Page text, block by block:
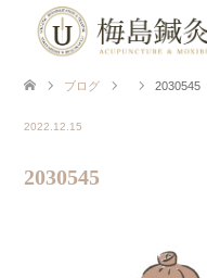
ブログ 2030545
2022.12.15
2030545